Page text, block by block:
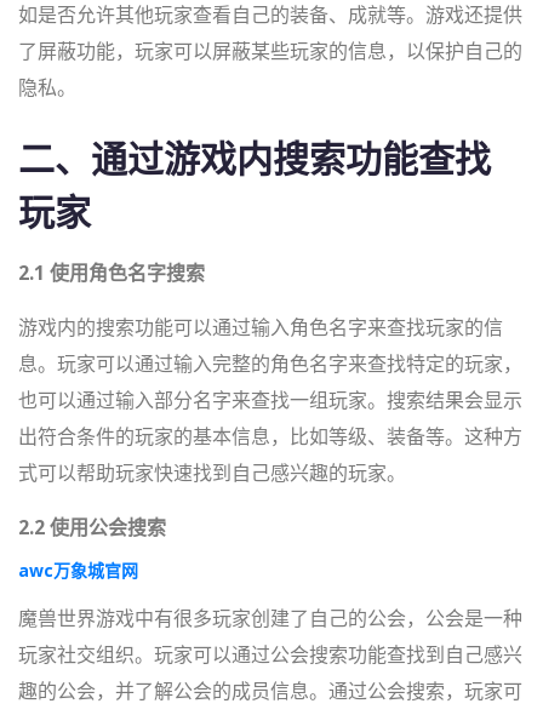
如是否允许其他玩家查看自己的装备、成就等。游戏还提供
了屏蔽功能，玩家可以屏蔽某些玩家的信息，以保护自己的
隐私。
二、通过游戏内搜索功能查找
玩家
2.1 使用角色名字搜索
游戏内的搜索功能可以通过输入角色名字来查找玩家的信
息。玩家可以通过输入完整的角色名字来查找特定的玩家，
也可以通过输入部分名字来查找一组玩家。搜索结果会显示
出符合条件的玩家的基本信息，比如等级、装备等。这种方
式可以帮助玩家快速找到自己感兴趣的玩家。
2.2 使用公会搜索
awc万象城官网
魔兽世界游戏中有很多玩家创建了自己的公会，公会是一种
玩家社交组织。玩家可以通过公会搜索功能查找到自己感兴
趣的公会，并了解公会的成员信息。通过公会搜索，玩家可